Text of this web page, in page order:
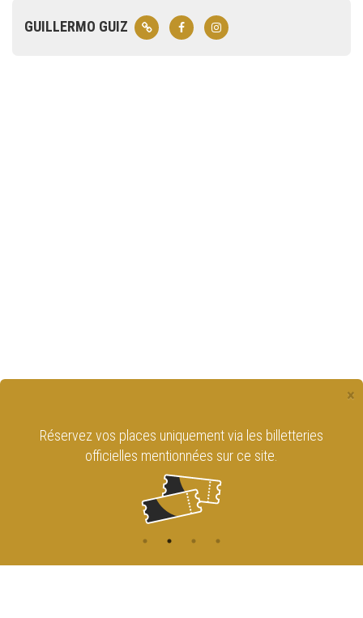
GUILLERMO GUIZ
×
Réservez vos places uniquement via les billetteries
officielles mentionnées sur ce site.